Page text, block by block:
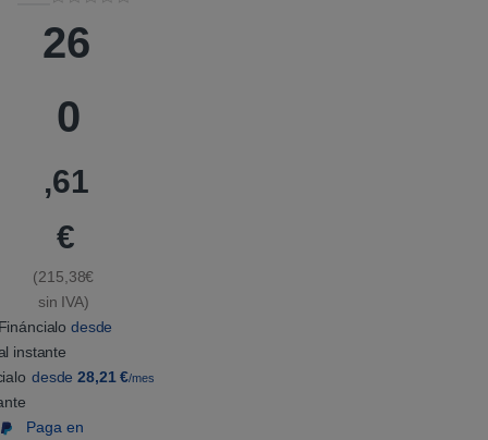
a
l
d
o
0
0
b
5
a
s
d
e
u
26
0
,61
€
(215,38€
sin IVA)
instante
desde
desde28,21 €/mes
Paga en